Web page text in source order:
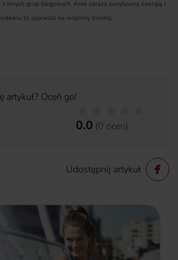
innych grup biegowych. Arek zaraża pozytywną energią i
to zaprasza na wspólny trening.
artykuł? Oceń go!
0.0 (0 ocen)
Udostępnij artykuł